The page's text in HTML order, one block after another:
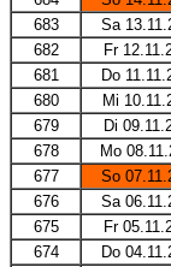
683
Sa
682
Fr
681
Do
680
Mi
679
Di
678
Mo
677
So
676
Sa
675
Fr
674
Do